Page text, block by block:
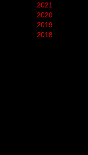
2021
2020
2019
2018